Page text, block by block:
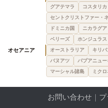
グアテマラ
コスタリカ
セントクリストファー・
ドミニカ国
ニカラグア
ベリーズ
ホンジュラス
オセアニア オーストラリア キリバ
バヌアツ
パプアニュー
マーシャル諸島
ミク
お問い合わせ｜